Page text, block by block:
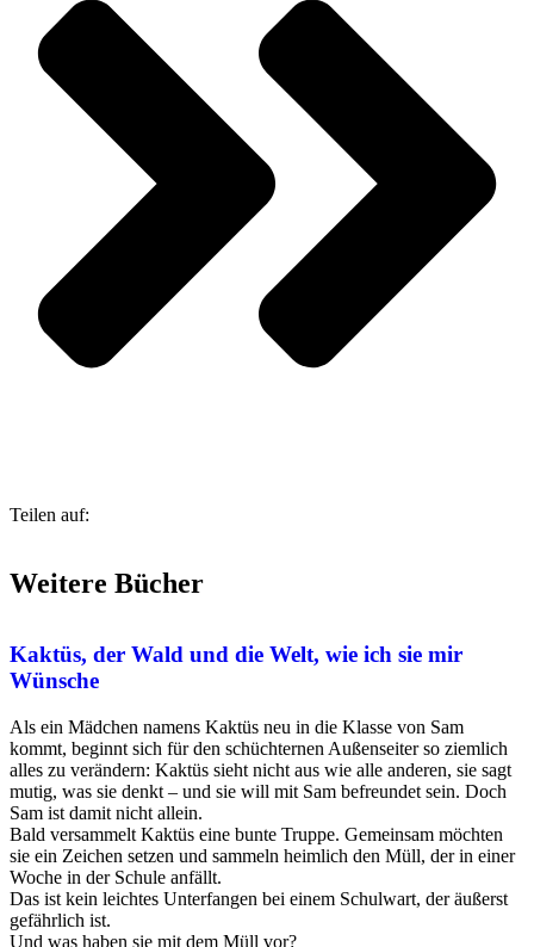
Teilen auf:
Weitere Bücher
Kaktüs, der Wald und die Welt, wie ich sie mir
Wünsche
Als ein Mädchen namens Kaktüs neu in die Klasse von Sam
kommt, beginnt sich für den schüchternen Außenseiter so ziemlich
alles zu verändern: Kaktüs sieht nicht aus wie alle anderen, sie sagt
mutig, was sie denkt – und sie will mit Sam befreundet sein. Doch
Sam ist damit nicht allein.
Bald versammelt Kaktüs eine bunte Truppe. Gemeinsam möchten
sie ein Zeichen setzen und sammeln heimlich den Müll, der in einer
Woche in der Schule anfällt.
Das ist kein leichtes Unterfangen bei einem Schulwart, der äußerst
gefährlich ist.
Und was haben sie mit dem Müll vor?